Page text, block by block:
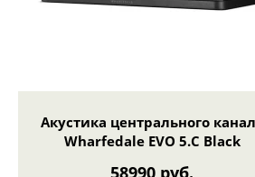
Акустика центрального
Wharfedale EVO 5.С Black
58990 руб.